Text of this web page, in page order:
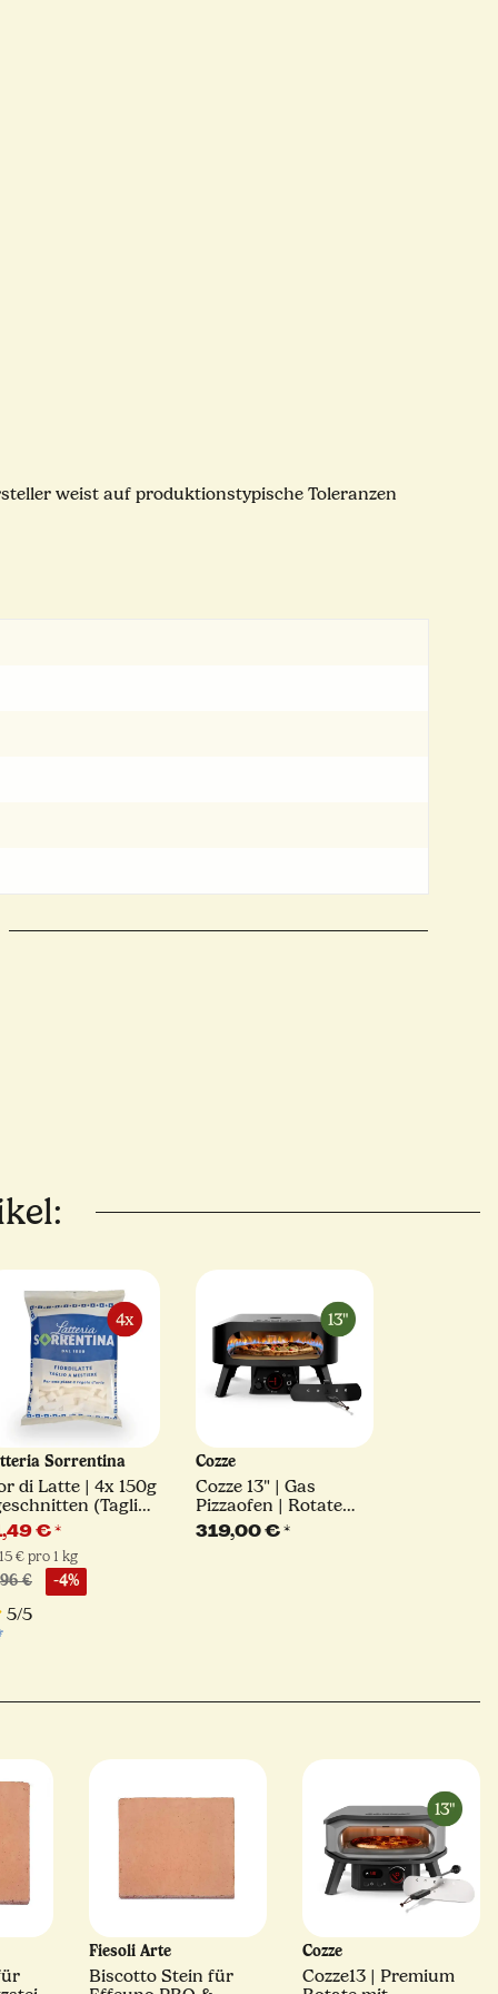
weist auf produktionstypische Toleranzen
Sorrentina
di Latte | 4x 150g
(Taglio
€*
€ pro 1 kg
€ -4%
5/5
Cozze
Cozze 13" | Gas
Pizzaofen | Rotate
Black Edition
319,00 €*
Fiesoli Arte
Biscotto Stein für
Cozze
Cozze13 | Premium